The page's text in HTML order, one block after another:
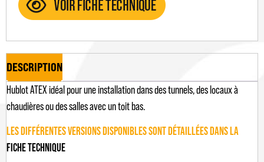
DESCRIPTION
Hublot ATEX idéal pour une installation dans des tunnels, des locaux à
chaudières ou des salles avec un toit bas.
LES DIFFÉRENTES VERSIONS DISPONIBLES SONT DÉTAILLÉES DANS LA
FICHE TECHNIQUE